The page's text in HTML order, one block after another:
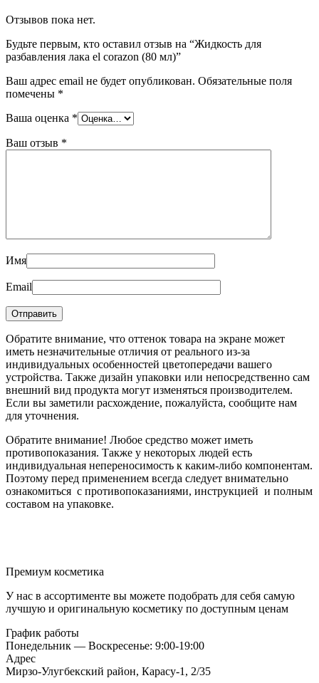
Отзывов пока нет.
Будьте первым, кто оставил отзыв на “Жидкость для
разбавления лака el corazon (80 мл)”
Ваш адрес email не будет опубликован. Обязательные поля
помечены *
Ваша оценка *
Ваш отзыв *
Имя
Email
Обратите внимание, что оттенок товара на экране может
иметь незначительные отличия от реального из-за
индивидуальных особенностей цветопередачи вашего
устройства. Также дизайн упаковки или непосредственно сам
внешний вид продукта могут изменяться производителем.
Если вы заметили расхождение, пожалуйста, сообщите нам
для уточнения.
Обратите внимание! Любое средство может иметь
противопоказания. Также у некоторых людей есть
индивидуальная непереносимость к каким-либо компонентам.
Поэтому перед применением всегда следует внимательно
ознакомиться с противопоказаниями, инструкцией и полным
составом на упаковке.
Премиум косметика
У нас в ассортименте вы можете подобрать для себя самую
лучшую и оригинальную косметику по доступным ценам
График работы
Понедельник — Воскресенье: 9:00-19:00
Адрес
Мирзо-Улугбекский район, Карасу-1, 2/35